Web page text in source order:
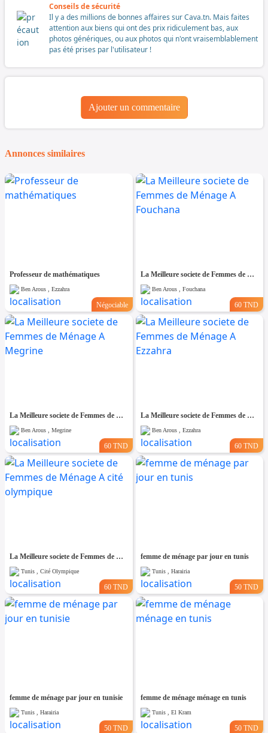
Conseils de sécurité
Il y a des millions de bonnes affaires sur Cava.tn. Mais faites
attention aux biens qui ont des prix ridiculement bas, aux
photos génériques, ou aux photos qui n'ont vraisemblablement
pas été prises par l'utilisateur !
Ajouter un commentaire
Annonces similaires
Professeur de mathématiques
Ben Arous , Ezzahra
Négociable
La Meilleure societe de Femmes de Ménage A Fouchana
Ben Arous , Fouchana
60 TND
La Meilleure societe de Femmes de Ménage A Megrine
Ben Arous , Megrine
60 TND
La Meilleure societe de Femmes de Ménage A Ezzahra
Ben Arous , Ezzahra
60 TND
La Meilleure societe de Femmes de Ménage A cité olympique
Tunis , Cité Olympique
60 TND
femme de ménage par jour en tunis
Tunis , Harairia
50 TND
femme de ménage par jour en tunisie
Tunis , Harairia
50 TND
femme de ménage ménage en tunis
Tunis , El Kram
50 TND